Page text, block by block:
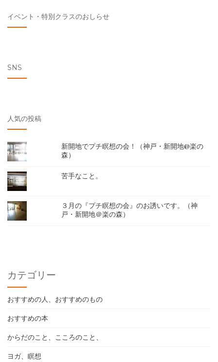
イベント・特別クラスのおしらせ
SNS
人気の投稿
新開地でプチ瞑想の会！（神戸・新開地@楽の
森）
苦手なこと。
３月の『プチ瞑想の会』のお誘いです。（神
戸・新開地＠楽の森）
カテゴリー
おすすめの人、おすすめのもの
おすすめの本
からだのこと、こころのこと、
ヨガ、瞑想